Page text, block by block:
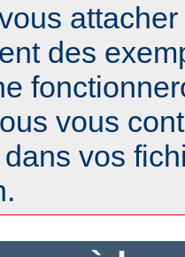
des
vous
vos